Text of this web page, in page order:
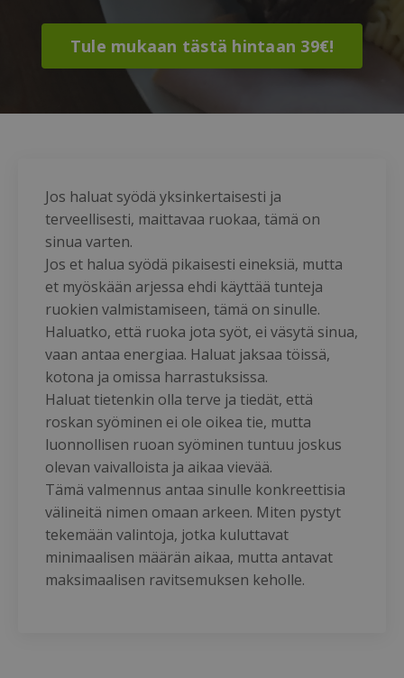
Tule mukaan tästä hintaan 39€!
Jos haluat syödä yksinkertaisesti ja
terveellisesti, maittavaa ruokaa, tämä on
sinua varten.
Jos et halua syödä pikaisesti eineksiä, mutta
et myöskään arjessa ehdi käyttää tunteja
ruokien valmistamiseen, tämä on sinulle.
Haluatko, että ruoka jota syöt, ei väsytä sinua,
vaan antaa energiaa. Haluat jaksaa töissä,
kotona ja omissa harrastuksissa.
Haluat tietenkin olla terve ja tiedät, että
roskan syöminen ei ole oikea tie, mutta
luonnollisen ruoan syöminen tuntuu joskus
olevan vaivalloista ja aikaa vievää.
Tämä valmennus antaa sinulle konkreettisia
välineitä nimen omaan arkeen. Miten pystyt
tekemään valintoja, jotka kuluttavat
minimaalisen määrän aikaa, mutta antavat
maksimaalisen ravitsemuksen keholle.